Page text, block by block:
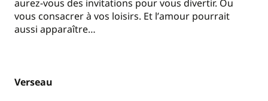
aurez-vous des invitations pour vous divertir. Ou
vous consacrer à vos loisirs. Et l’amour pourrait
aussi apparaître…
Verseau